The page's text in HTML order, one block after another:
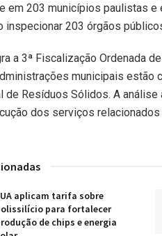
em 203 municípios paulistas
inspecionar 203 órgãos
a 3ª Fiscalização Ordenada
municipais estão
de Resíduos Sólidos. A
dos serviços
aplicam tarifa sobre
para fortalecer
de chips e energia